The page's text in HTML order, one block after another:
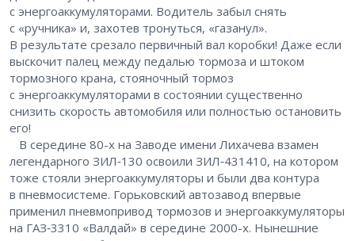
с энергоаккумуляторами. Водитель забыл снять
с «ручника» и, захотев тронуться, «газанул».
В результате срезало первичный вал коробки! Даже если
выскочит палец между педалью тормоза и штоком
тормозного крана, стояночный тормоз
с энергоаккумуляторами в состоянии существенно
снизить скорость автомобиля или полностью остановить
его!
В середине 80-х на Заводе имени Лихачева взамен
легендарного ЗИЛ‑130 освоили ЗИЛ‑431410, на котором
тоже стояли энергоаккумуляторы и были два контура
в пневмосистеме. Горьковский автозавод впервые
применил пневмопривод тормозов и энергоаккумуляторы
на ГАЗ‑3310 «Валдай» в середине 2000-х. Нынешние